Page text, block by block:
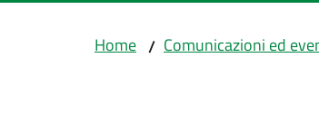
Home / Comunicazioni ed